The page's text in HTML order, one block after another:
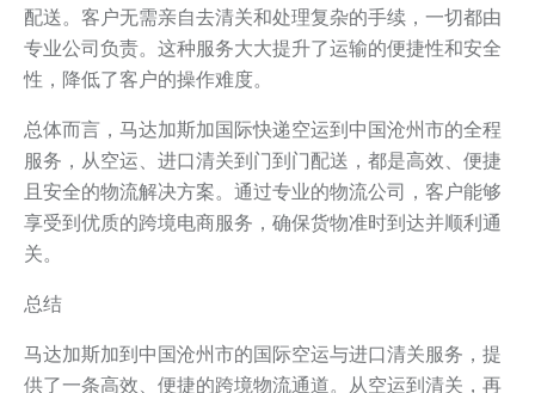
配送。客户无需亲自去清关和处理复杂的手续，一切都由
专业公司负责。这种服务大大提升了运输的便捷性和安全
性，降低了客户的操作难度。
总体而言，马达加斯加国际快递空运到中国沧州市的全程
服务，从空运、进口清关到门到门配送，都是高效、便捷
且安全的物流解决方案。通过专业的物流公司，客户能够
享受到优质的跨境电商服务，确保货物准时到达并顺利通
关。
总结
马达加斯加到中国沧州市的国际空运与进口清关服务，提
供了一条高效、便捷的跨境物流通道。从空运到清关，再